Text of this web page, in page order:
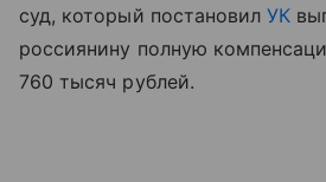
суд, который постановилУК
россиянину полную
760 тысяч рублей.